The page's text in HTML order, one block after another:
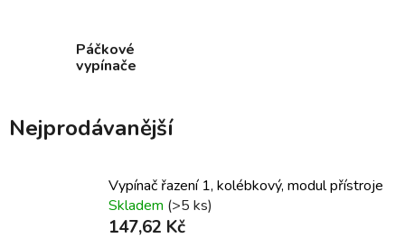
Páčkové
vypínače
Nejprodávanější
Vypínač řazení 1, kolébkový, modul přístroje
Skladem (>5 ks)
147,62 Kč